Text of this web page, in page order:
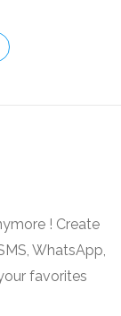
! Create
WhatsApp,
favorites